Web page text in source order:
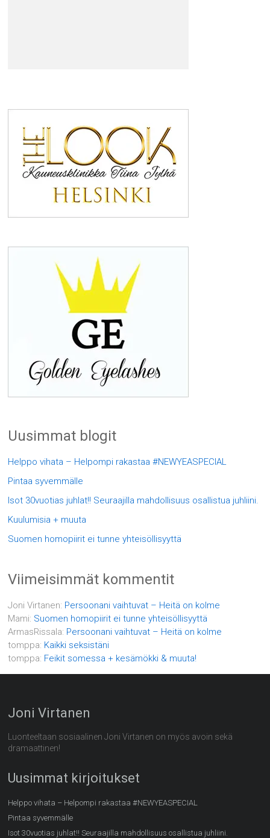
Uusimmat blogit
Helppo vihata – Helpompi rakastaa #NEWYEASPECIAL
Pintaa syvemmälle
Isot 30vuotias juhlat!! Seuraajilla mahdollisuus osallistua juhliini.
Kuulumisia + muuta
Suomen homopiirit ei tunne yhteisöllisyyttä
Viimeisimmät kommentit
Joni Virtanen: Persoonani vaihtuvat – Heitä on kolme
Mami: Suomen homopiirit ei tunne yhteisöllisyyttä
ArmasRissala: Persoonani vaihtuvat – Heitä on kolme
tomppa: Kaikki seksistäni
tomppa: Feikit somessa + kesämökki & muuta!
Joni Virtanen
Luonteeltaan sosiaalinen Joni Virtanen on myös avoin sekä
dramaattinen!
Uusimmat kirjoitukset
Helppo vihata – Helpompi rakastaa #NEWYEASPECIAL
Pintaa syvemmälle
Isot 30vuotias juhlat!! Seuraajilla mahdollisuus osallistua juhliini.